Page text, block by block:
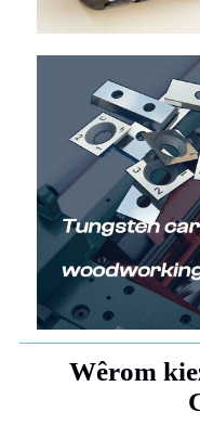
Wêrom